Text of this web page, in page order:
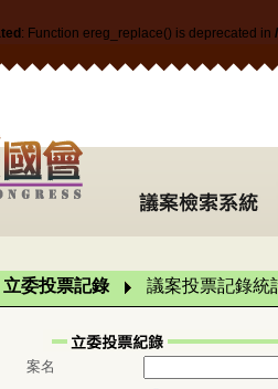
: Function ereg_replace() is deprecated in
立委投票記錄 議案投票記錄統
案名